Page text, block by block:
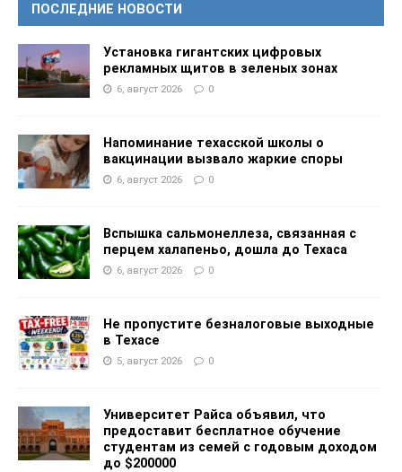
ПОСЛЕДНИЕ НОВОСТИ
Установка гигантских цифровых
рекламных щитов в зеленых зонах
6, август 2026 0
Напоминание техасской школы о
вакцинации вызвало жаркие споры
6, август 2026 0
Вспышка сальмонеллеза, связанная с
перцем халапеньо, дошла до Техаса
6, август 2026 0
Не пропустите безналоговые выходные
в Техасе
5, август 2026 0
Университет Райса объявил, что
предоставит бесплатное обучение
студентам из семей с годовым доходом
до $200000